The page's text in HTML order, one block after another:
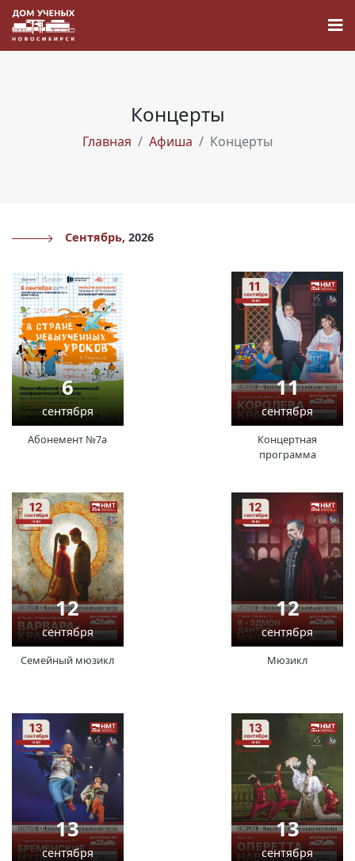
Новости
О Доме учёных
Виртуальный тур
Контакты
Вакансии
Концерты
Главная Афиша Концерты
Сентябрь,2026
6
сентября
Абонемент №7а
11
сентября
Концертная
программа
12
сентября
Семейный мюзикл
12
сентября
Мюзикл
13
сентября
13
сентября